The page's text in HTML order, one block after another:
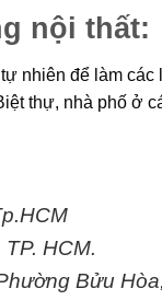
nội thất:
nhiên để làm
thự, nhà phố ở
HCM.
Bửu